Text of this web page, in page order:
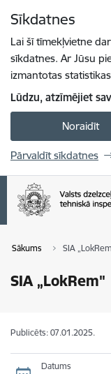
Sīkdatnes
Lai šī tīmekļvietne
sīkdatnes. Ar Jūsu
izmantotas
Lūdzu, atzīmējiet
Noraidīt
Pārvaldīt sīkdatnes
Sākums SIA
SIA „LokRem"
Publicēts: 07.01.2025.
Datums